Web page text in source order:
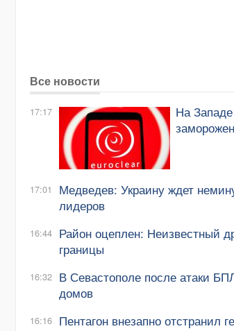
Все новости
17:17
На
17:01
Медведев: Украину ждет
лидеров
16:44 Район оцеплен: Неизвестный
границы
16:32 В Севастополе после атаки
домов
16:16 Пентагон внезапно отстранил